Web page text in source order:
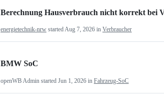
Berechnung Hausverbrauch nicht korrekt bei
energietechnik-nrw startedAug 7, 2026 in Verbraucher
BMW SoC
openWB Admin started Jun 1, 2026 in Fahrzeug-SoC